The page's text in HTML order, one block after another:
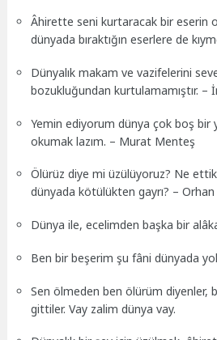
Âhirette seni kurtaracak bir eserin
dünyada bıraktığın eserlere de
Dünyalık makam ve vazifelerini
bozukluğundan kurtulamamıştır. –
Yemin ediyorum dünya çok boş bir
okumak lazım. – Murat Menteş
Ölürüz diye mi üzülüyoruz? Ne
dünyada kötülükten gayrı? – Orhan
Dünya ile, ecelimden başka bir
Ben bir beşerim şu fâni dünyada
Sen ölmeden ben ölürüm diyenler,
gittiler. Vay zalim dünya vay.